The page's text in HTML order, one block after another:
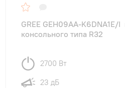
GREE GEH09AA-K6DNA1E/
консольного типа R32
2700 Вт
23 дБ